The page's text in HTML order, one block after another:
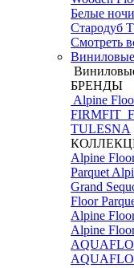
Белые ночи
Стародуб
Смотреть
БРЕНДЫ
Alpine
FIRMFIT
TULESNA
Alpine
Parquet
Grand
Floor
Alpine
Alpine